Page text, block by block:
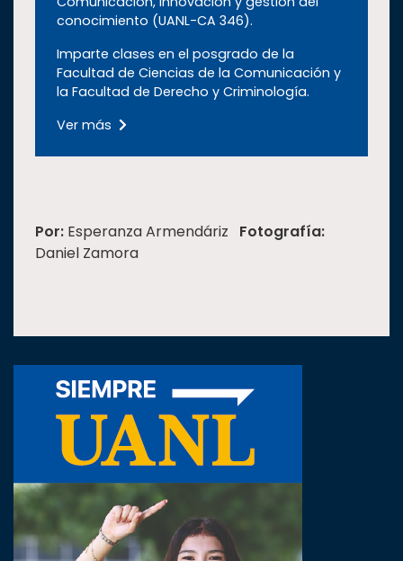
conocimiento (UANL-CA 346).
Imparte clases en el posgrado de la
Facultad de Ciencias de la Comunicación y
la Facultad de Derecho y Criminología.
Ver más
Por: Esperanza Armendáriz Fotografía:
Daniel Zamora